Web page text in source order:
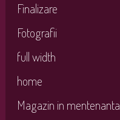
Finalizare
Fotografii
full width
home
Magazin in mentenanta